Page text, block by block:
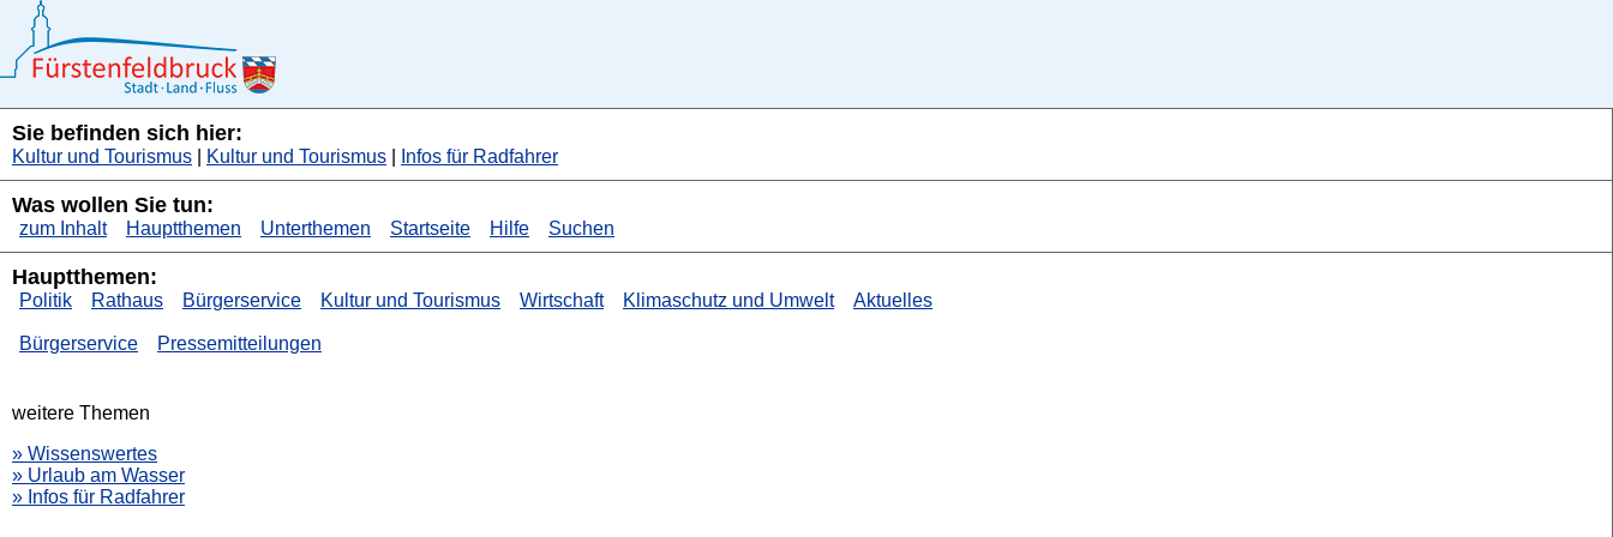
Sie befinden sich hier:
Kultur und Tourismus Kultur und Tourismus Infos für Radfahrer
Was wollen Sie tun:
zum Inhalt Hauptthemen Unterthemen Startseite Hilfe Suchen
Hauptthemen:
Politik Rathaus Bürgerservice Kultur und Tourismus Wirtschaft Klimaschutz und Umwelt Aktuelles
Bürgerservice Pressemitteilungen
weitere Themen
» Wissenswertes
» Urlaub am Wasser
» Infos für Radfahrer